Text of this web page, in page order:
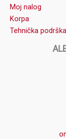
Moj nalog
Korpa
Tehnička podrška